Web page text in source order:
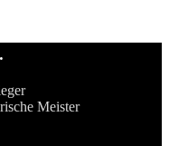
Meister